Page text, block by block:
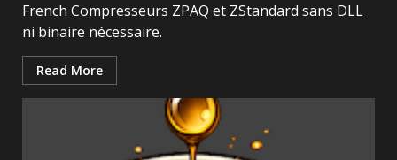
French Compresseurs ZPAQ et ZStandard sans DLL
ni binaire nécessaire.
Read More